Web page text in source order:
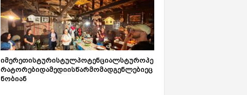
იმერეთისტურისტულპოტენციალსტუროპე
რატორებიდამედიისწარმომადგენლებიეც
ნობიან